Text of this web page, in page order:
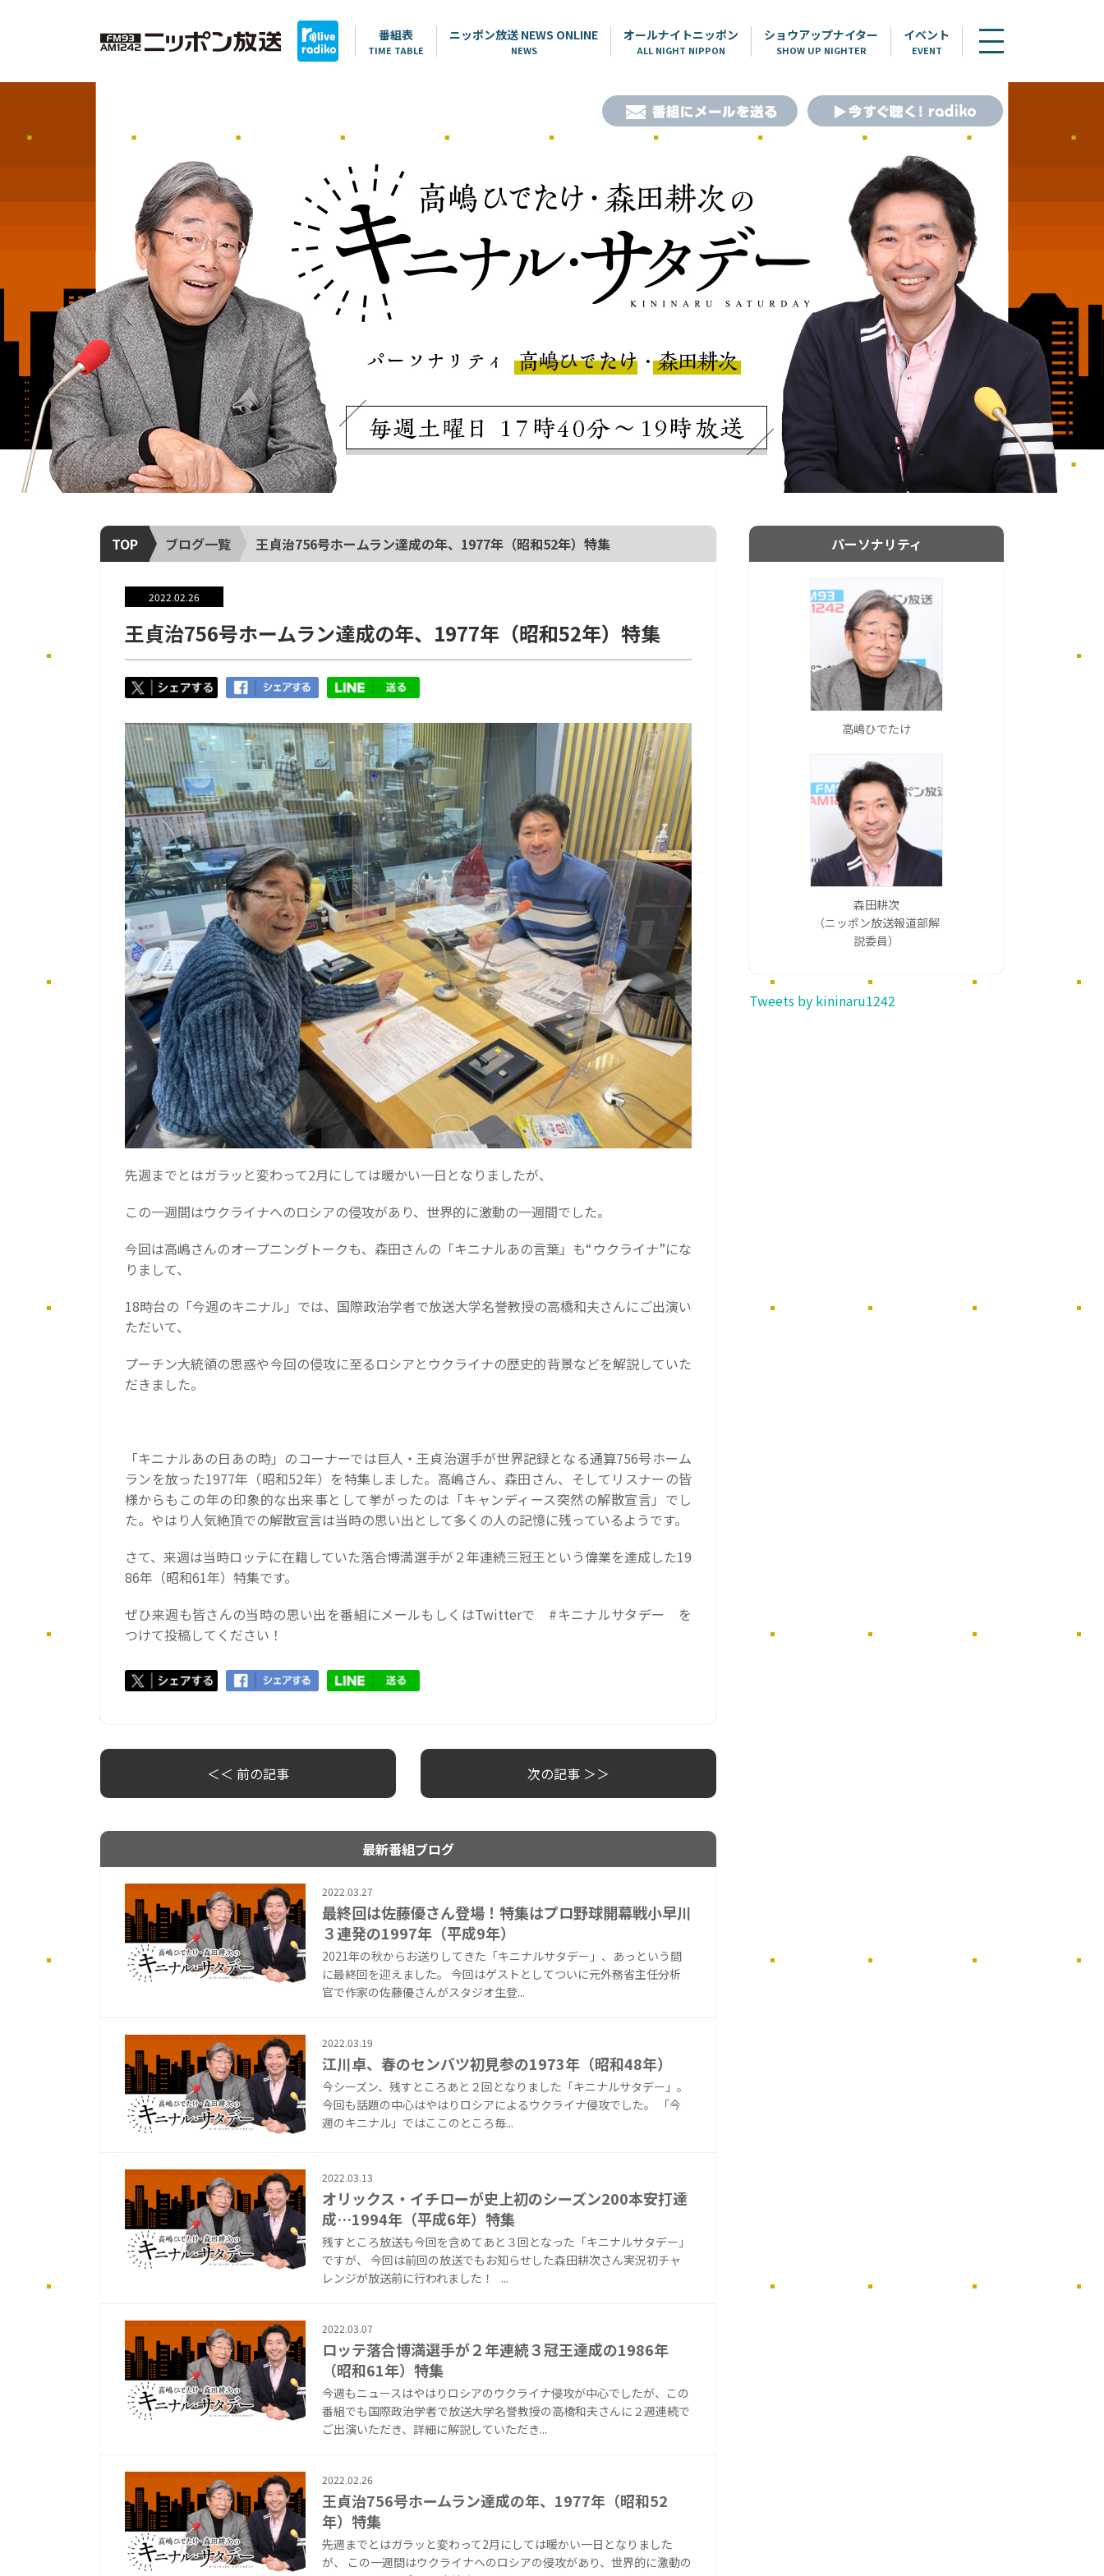
番組表
TIME TABLE
ニッポン放送 NEWS ONLINE
NEWS
オールナイトニッポン
ALL NIGHT NIPPON
ショウアップナイター
SHOW UP NIGHTER
イベント
EVENT
TOP ブログ一覧 王貞治756号ホームラン達成の年、1977年（昭和52年）特集
2022.02.26
王貞治756号ホームラン達成の年、1977年（昭和52年）特集
先週までとはガラッと変わって2月にしては暖かい一日となりましたが、
この一週間はウクライナへのロシアの侵攻があり、世界的に激動の一週間でした。
今回は高嶋さんのオープニングトークも、森田さんの「キニナルあの言葉」も“ウクライナ”にな
りまして、
18時台の「今週のキニナル」では、国際政治学者で放送大学名誉教授の高橋和夫さんにご出演い
ただいて、
プーチン大統領の思惑や今回の侵攻に至るロシアとウクライナの歴史的背景などを解説していた
だきました。
「キニナルあの日あの時」のコーナーでは巨人・王貞治選手が世界記録となる通算756号ホーム
ランを放った1977年（昭和52年）を特集しました。高嶋さん、森田さん、そしてリスナーの皆
様からもこの年の印象的な出来事として挙がったのは「キャンディース突然の解散宣言」でし
た。やはり人気絶頂での解散宣言は当時の思い出として多くの人の記憶に残っているようです。
さて、来週は当時ロッテに在籍していた落合博満選手が２年連続三冠王という偉業を達成した19
86年（昭和61年）特集です。
ぜひ来週も皆さんの当時の思い出を番組にメールもしくはTwitterで #キニナルサタデー を
つけて投稿してください！
＜＜ 前の記事 次の記事 ＞＞
最新番組ブログ
2022.03.27
最終回は佐藤優さん登場！特集はプロ野球開幕戦小早川
３連発の1997年（平成9年）
2021年の秋からお送りしてきた「キニナルサタデー」、あっという間
に最終回を迎えました。 今回はゲストとしてついに元外務省主任分析
官で作家の佐藤優さんがスタジオ生登...
2022.03.19
江川卓、春のセンバツ初見参の1973年（昭和48年）
今シーズン、残すところあと２回となりました「キニナルサタデー」。
今回も話題の中心はやはりロシアによるウクライナ侵攻でした。 「今
週のキニナル」ではここのところ毎...
2022.03.13
オリックス・イチローが史上初のシーズン200本安打達
成…1994年（平成6年）特集
残すところ放送も今回を含めてあと３回となった「キニナルサタデー」
ですが、 今回は前回の放送でもお知らせした森田耕次さん実況初チャ
レンジが放送前に行われました！ ...
2022.03.07
ロッテ落合博満選手が２年連続３冠王達成の1986年
（昭和61年）特集
今週もニュースはやはりロシアのウクライナ侵攻が中心でしたが、この
番組でも国際政治学者で放送大学名誉教授の高橋和夫さんに２週連続で
ご出演いただき、詳細に解説していただき...
2022.02.26
王貞治756号ホームラン達成の年、1977年（昭和52
年）特集
先週までとはガラッと変わって2月にしては暖かい一日となりました
が、 この一週間はウクライナへのロシアの侵攻があり、世界的に激動の
パーソナリティ
高嶋ひでたけ
森田耕次
（ニッポン放送報道部解
説委員）
Tweets by kininaru1242